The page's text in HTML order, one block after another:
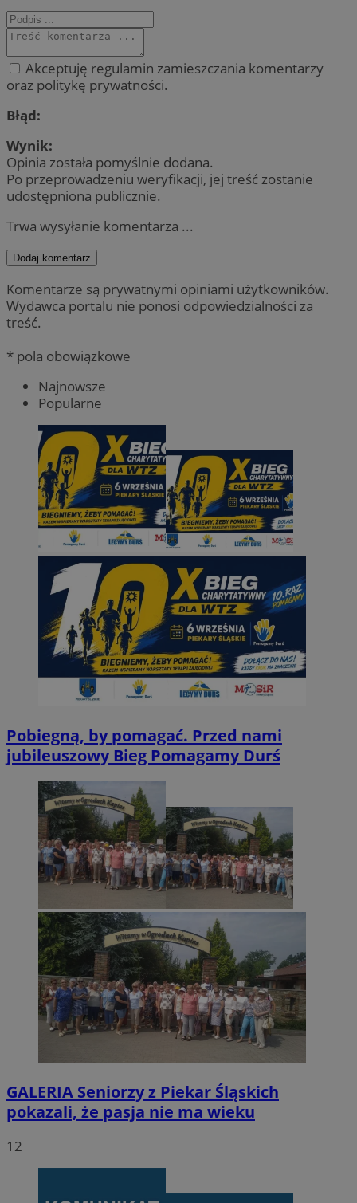
Akceptuję regulamin zamieszczania komentarzy
oraz politykę prywatności.
Błąd:
Wynik:
Opinia została pomyślnie dodana.
Po przeprowadzeniu weryfikacji, jej treść zostanie
udostępniona publicznie.
Trwa wysyłanie komentarza ...
Dodaj komentarz
Komentarze są prywatnymi opiniami użytkowników.
Wydawca portalu nie ponosi odpowiedzialności za
treść.
* pola obowiązkowe
Najnowsze
Popularne
Pobiegną, by pomagać. Przed nami
jubileuszowy Bieg Pomagamy Durś
GALERIA Seniorzy z Piekar Śląskich
pokazali, że pasja nie ma wieku
12